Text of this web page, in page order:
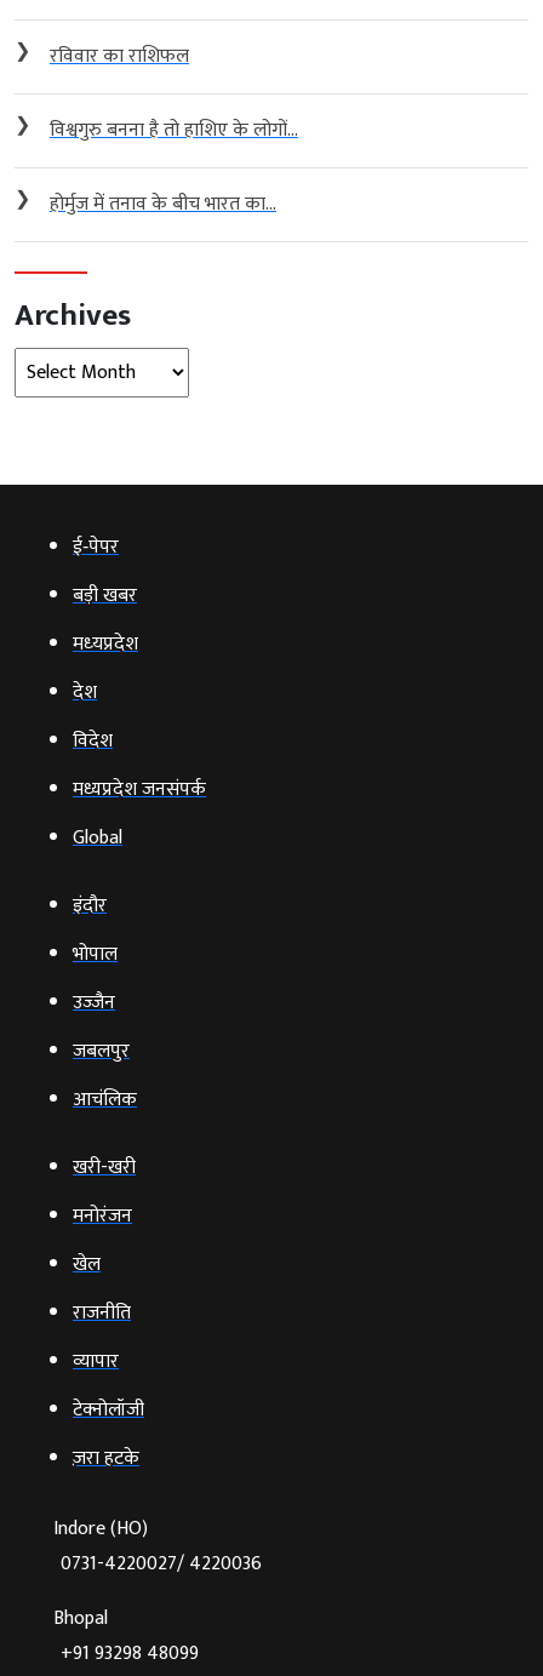
❯ रविवार का राशिफल
❯ विश्वगुरु बनना है तो हाशिए के लोगों...
❯ होर्मुज में तनाव के बीच भारत का...
Archives
Archives
ई‑पेपर
बड़ी खबर
मध्‍यप्रदेश
देश
विदेश
मध्यप्रदेश जनसंपर्क
Global
इंदौर
भोपाल
उज्‍जैन
जबलपुर
आचंलिक
खरी-खरी
मनोरंजन
खेल
राजनीति
व्‍यापार
टेक्‍नोलॉजी
ज़रा हटके
Indore (HO)
0731-4220027/ 4220036
Bhopal
+91 93298 48099